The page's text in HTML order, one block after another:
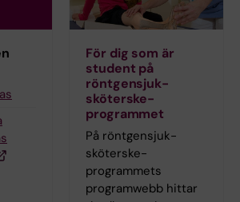
För dig som är
student på
röntgensjuk­
sköterske­
programmet
På röntgensjuk­
sköterske­
programmets
programwebb hittar